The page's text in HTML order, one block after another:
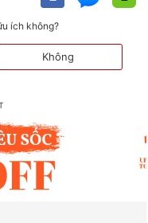
ích không?
Không